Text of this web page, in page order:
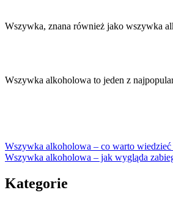
Wszywka, znana również jako wszywka
Wszywka alkoholowa to jeden z
Wszywka alkoholowa – co warto wiedzieć
Wszywka alkoholowa – jak wygląda
Kategorie